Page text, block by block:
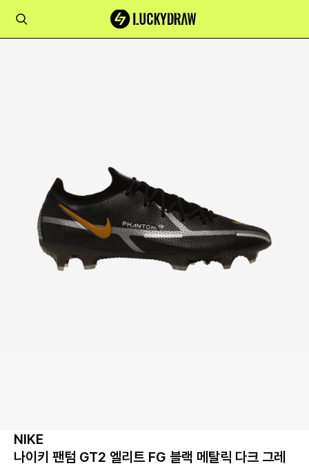
NIKE
나이키 팬텀 GT2 엘리트 FG 블랙 메탈릭 다크 그레